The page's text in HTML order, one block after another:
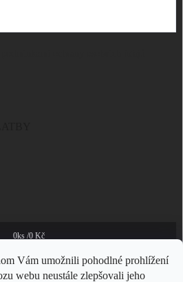
Vám umožnili pohodlné prohlížení
webu neustále zlepšovali jeho
0ks /0 Kč